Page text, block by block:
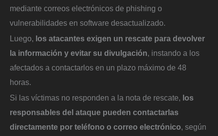
mediante correos electrónicos de phishing o
vulnerabilidades en software desactualizado.
Luego, los atacantes exigen un rescate para devolver
la información y evitar su divulgación, instando a los
afectados a contactarlos en un plazo máximo de 48
horas.
Si las víctimas no responden a la nota de rescate, los
responsables del ataque pueden contactarlas
directamente por teléfono o correo electrónico, según